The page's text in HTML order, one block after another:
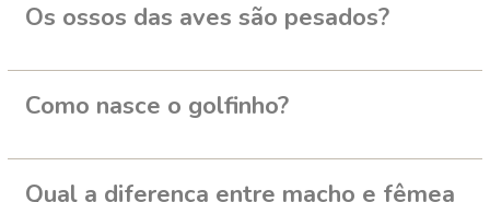
Os ossos das aves são pesados?
Como nasce o golfinho?
Qual a diferença entre macho e fêmea